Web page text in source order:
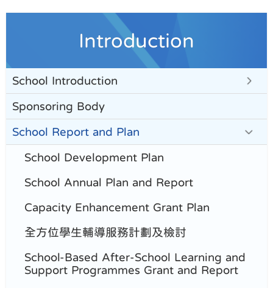
Introduction
School Introduction
Sponsoring Body
School Report and Plan
School Development Plan
School Annual Plan and Report
Capacity Enhancement Grant Plan
全方位學生輔導服務計劃及檢討
School-Based After-School Learning and
Support Programmes Grant and Report